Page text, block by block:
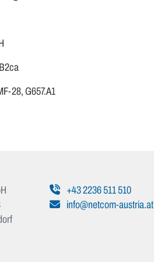
28, G657.A1
+43 2236 511 510
info@netcom-austria.at